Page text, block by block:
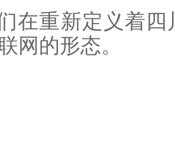
在重新定义着
网的形态。